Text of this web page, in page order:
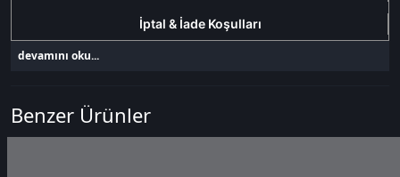
İptal & İade Koşulları
devamını oku...
Benzer Ürünler